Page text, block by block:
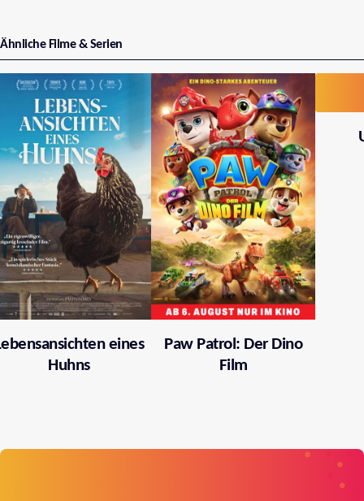
Ähnliche Filme & Serien
eines
Huhns
Paw Patrol: Der Dino
Film